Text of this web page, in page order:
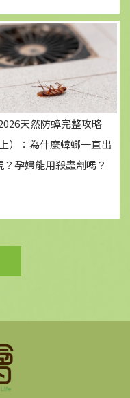
天然防蟑完整攻略
上）：為什麼蟑螂一直出
？孕婦能用殺蟲劑嗎？